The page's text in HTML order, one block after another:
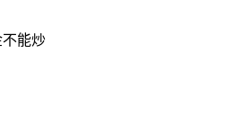
能炒